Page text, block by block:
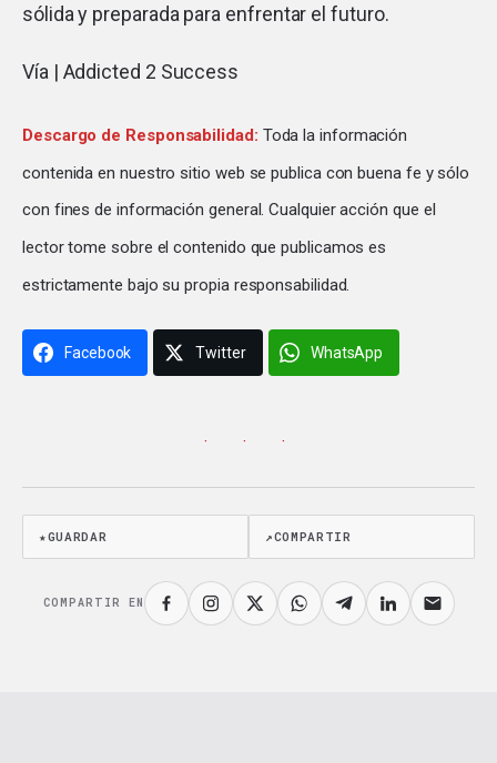
sólida y preparada para enfrentar el futuro.
Vía | Addicted 2 Success
Descargo de Responsabilidad: Toda la información
contenida en nuestro sitio web se publica con buena fe y sólo
con fines de información general. Cualquier acción que el
lector tome sobre el contenido que publicamos es
estrictamente bajo su propia responsabilidad.
Facebook Twitter WhatsApp
· · ·
★GUARDAR ↗COMPARTIR
COMPARTIR EN